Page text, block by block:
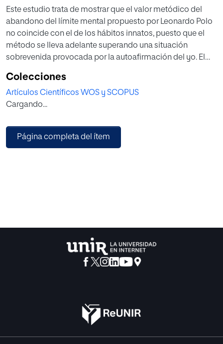
Este estudio trata de mostrar que el valor metódico del
abandono del límite mental propuesto por Leonardo Polo
no coincide con el de los hábitos innatos, puesto que el
método se lleva adelante superando una situación
sobrevenida provocada por la autoafirmación del yo. El
sí mismo, que olvida el carácter donal de la persona.
Colecciones
Artículos Científicos WOS y SCOPUS
Cargando...
Página completa del ítem